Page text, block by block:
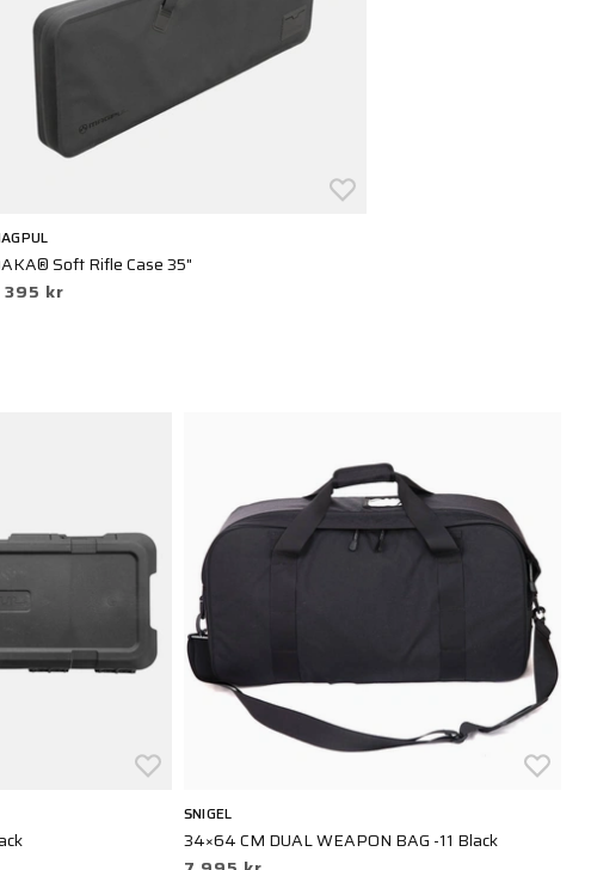
Soft Rifle Case 35"
395 kr
SNIGEL
34×64 CM DUAL WEAPON BAG -11 Black